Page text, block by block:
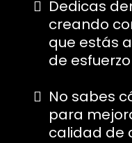
Dedicas
creando
que estás
de
No sabes
para
calidad de